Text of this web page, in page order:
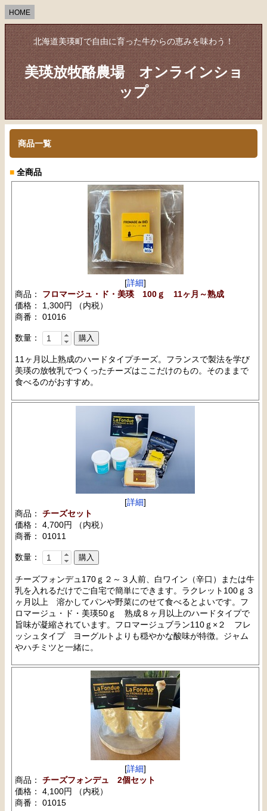
HOME
北海道美瑛町で自由に育った牛からの恵みを味わう！
美瑛放牧酪農場 オンラインショ
ップ
商品一覧
■ 全商品
[詳細]
商品： フロマージュ・ド・美瑛 100ｇ 11ヶ月～熟成
価格： 1,300円 （内税）
商番： 01016
数量：
11ヶ月以上熟成のハードタイプチーズ。フランスで製法を学び
美瑛の放牧乳でつくったチーズはここだけのもの。そのままで
食べるのがおすすめ。
[詳細]
商品： チーズセット
価格： 4,700円 （内税）
商番： 01011
数量：
チーズフォンデュ170ｇ２～３人前、白ワイン（辛口）または牛
乳を入れるだけでご自宅で簡単にできます。ラクレット100ｇ３
ヶ月以上 溶かしてパンや野菜にのせて食べるとよいです。フ
ロマージュ・ド・美瑛50ｇ 熟成８ヶ月以上のハードタイプで
旨味が凝縮されています。フロマージュブラン110ｇ×２ フレ
ッシュタイプ ヨーグルトよりも穏やかな酸味が特徴。ジャム
やハチミツと一緒に。
[詳細]
商品： チーズフォンデュ 2個セット
価格： 4,100円 （内税）
商番： 01015